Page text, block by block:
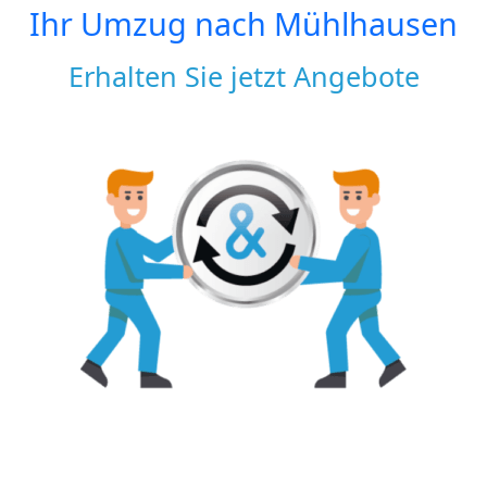
Ihr Umzug nach Mühlhausen
Erhalten Sie jetzt Angebote